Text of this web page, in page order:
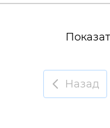
Назад